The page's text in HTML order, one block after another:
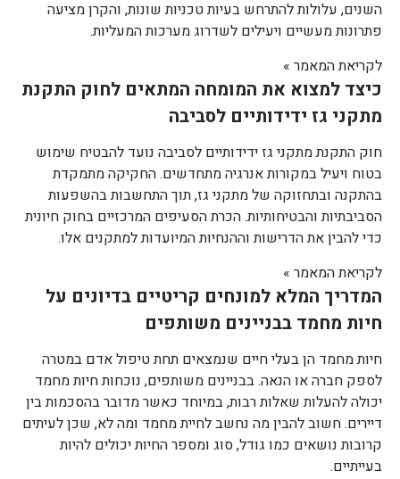
השנים, עלולות להתרחש בעיות טכניות שונות, והקרן מציעה
פתרונות מעשיים ויעילים לשדרוג מערכות המעליות.
לקריאת המאמר »
כיצד למצוא את המומחה המתאים לחוק התקנת
מתקני גז ידידותיים לסביבה
חוק התקנת מתקני גז ידידותיים לסביבה נועד להבטיח שימוש
בטוח ויעיל במקורות אנרגיה מתחדשים. החקיקה מתמקדת
בהתקנה ובתחזוקה של מתקני גז, תוך התחשבות בהשפעות
הסביבתיות והבטיחותיות. הכרת הסעיפים המרכזיים בחוק חיונית
כדי להבין את הדרישות וההנחיות המיועדות למתקנים אלו.
לקריאת המאמר »
המדריך המלא למונחים קריטיים בדיונים על
חיות מחמד בבניינים משותפים
חיות מחמד הן בעלי חיים שנמצאים תחת טיפול אדם במטרה
לספק חברה או הנאה. בבניינים משותפים, נוכחות חיות מחמד
יכולה להעלות שאלות רבות, במיוחד כאשר מדובר בהסכמות בין
דיירים. חשוב להבין מה נחשב לחיית מחמד ומה לא, שכן לעיתים
קרובות נושאים כמו גודל, סוג ומספר החיות יכולים להיות
בעייתיים.